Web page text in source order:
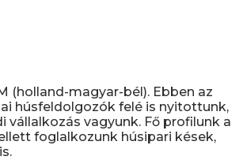
(holland-magyar-bél). Ebben az
húsfeldolgozók felé is nyitottunk,
vagyunk. Fő profilunk a
foglalkozunk húsipari kések,